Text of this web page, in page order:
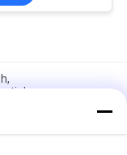
25G SFP28